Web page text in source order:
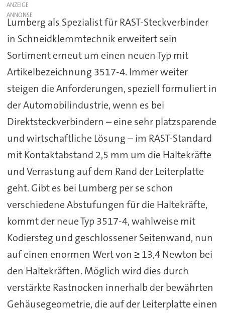
ANZEIGE
Lumberg als Spezialist für RAST-Steckverbinder
in Schneidklemmtechnik erweitert sein
Sortiment erneut um einen neuen Typ mit
Artikelbezeichnung 3517-4. Immer weiter
steigen die Anforderungen, speziell formuliert in
der Automobilindustrie, wenn es bei
Direktsteckverbindern – eine sehr platzsparende
und wirtschaftliche Lösung – im RAST-Standard
mit Kontaktabstand 2,5 mm um die Haltekräfte
und Verrastung auf dem Rand der Leiterplatte
geht. Gibt es bei Lumberg per se schon
verschiedene Abstufungen für die Haltekräfte,
kommt der neue Typ 3517-4, wahlweise mit
Kodiersteg und geschlossener Seitenwand, nun
auf einen enormen Wert von ≥ 13,4 Newton bei
den Haltekräften. Möglich wird dies durch
verstärkte Rastnocken innerhalb der bewährten
Gehäusegeometrie, die auf der Leiterplatte einen